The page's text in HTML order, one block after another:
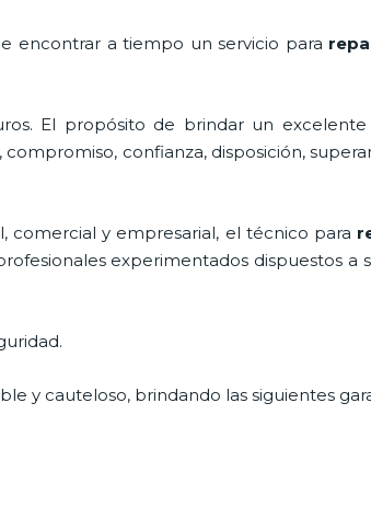
encontrar a tiempo un servicio para
El propósito de brindar un excelente
confianza, disposición,
comercial y empresarial, el técnico para
experimentados dispuestos a
y cauteloso, brindando las siguientes